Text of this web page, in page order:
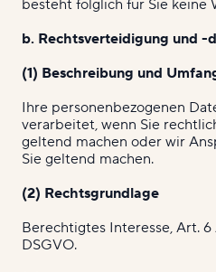
besteht folglich für Sie keine
b. Rechtsverteidigung und -
(1) Beschreibung und
Ihre personenbezogenen
verarbeitet, wenn Sie
geltend machen oder wir
Sie geltend machen.
(2) Rechtsgrundlage
Berechtigtes Interesse, Art. 6
DSGVO.